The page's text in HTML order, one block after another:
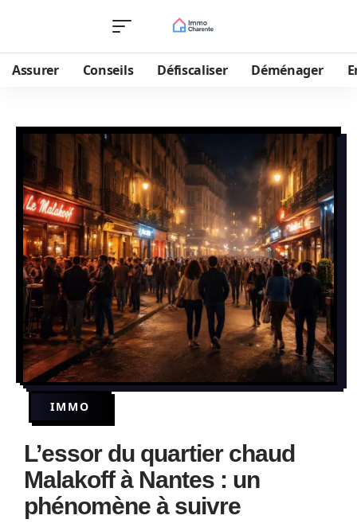
Assurer Conseils Défiscaliser Déménager
IMMO
L’essor du quartier chaud
Malakoff à Nantes : un
phénomène à suivre